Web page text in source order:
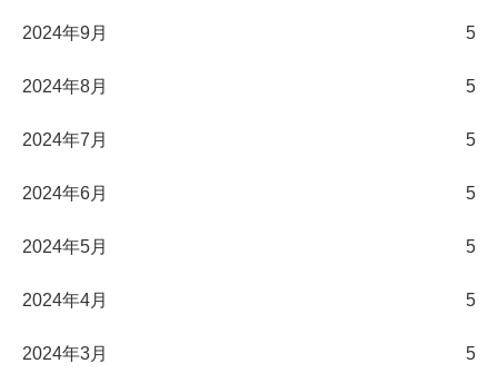
2024年9月 5
2024年8月 5
2024年7月 5
2024年6月 5
2024年5月 5
2024年4月 5
2024年3月 5